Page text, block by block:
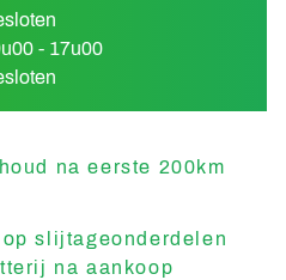
- 17u00
na eerste 200km
slijtageonderdelen
na aankoop